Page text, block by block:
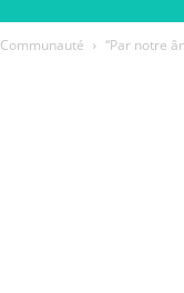
Communauté “Par notre